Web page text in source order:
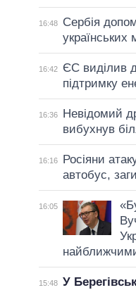
16:48
Сербія
українських
16:42
ЄС виділив
підтримку
16:36
Невідомий
вибухнув
16:16
Росіяни
автобус,
16:05
15:48 У